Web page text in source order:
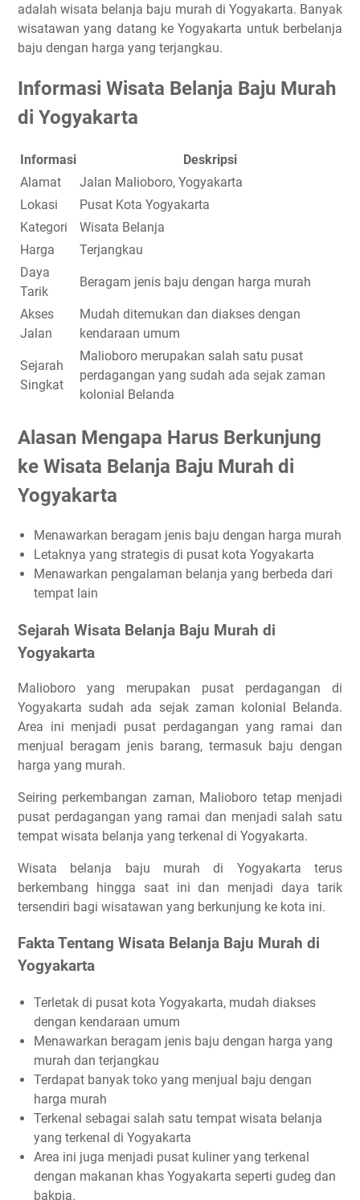
adalah wisata belanja baju murah di Yogyakarta. Banyak
wisatawan yang datang ke Yogyakarta untuk berbelanja
baju dengan harga yang terjangkau.
Informasi Wisata Belanja Baju Murah
di Yogyakarta
Informasi
Deskripsi
Alamat
Jalan Malioboro, Yogyakarta
Lokasi
Pusat Kota Yogyakarta
Kategori
Wisata Belanja
Harga
Terjangkau
Daya
Tarik
Beragam jenis baju dengan harga murah
Akses
Jalan
Mudah ditemukan dan diakses dengan
kendaraan umum
Sejarah
Singkat
Malioboro merupakan salah satu pusat
perdagangan yang sudah ada sejak zaman
kolonial Belanda
Alasan Mengapa Harus Berkunjung
ke Wisata Belanja Baju Murah di
Yogyakarta
Menawarkan beragam jenis baju dengan harga murah
Letaknya yang strategis di pusat kota Yogyakarta
Menawarkan pengalaman belanja yang berbeda dari
tempat lain
Sejarah Wisata Belanja Baju Murah di
Yogyakarta
Malioboro yang merupakan pusat perdagangan di
Yogyakarta sudah ada sejak zaman kolonial Belanda.
Area ini menjadi pusat perdagangan yang ramai dan
menjual beragam jenis barang, termasuk baju dengan
harga yang murah.
Seiring perkembangan zaman, Malioboro tetap menjadi
pusat perdagangan yang ramai dan menjadi salah satu
tempat wisata belanja yang terkenal di Yogyakarta.
Wisata belanja baju murah di Yogyakarta terus
berkembang hingga saat ini dan menjadi daya tarik
tersendiri bagi wisatawan yang berkunjung ke kota ini.
Fakta Tentang Wisata Belanja Baju Murah di
Yogyakarta
Terletak di pusat kota Yogyakarta, mudah diakses
dengan kendaraan umum
Menawarkan beragam jenis baju dengan harga yang
murah dan terjangkau
Terdapat banyak toko yang menjual baju dengan
harga murah
Terkenal sebagai salah satu tempat wisata belanja
yang terkenal di Yogyakarta
Area ini juga menjadi pusat kuliner yang terkenal
dengan makanan khas Yogyakarta seperti gudeg dan
bakpia.